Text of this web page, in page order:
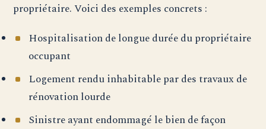
propriétaire. Voici des exemples concrets :
Hospitalisation de longue durée du propriétaire
occupant
Logement rendu inhabitable par des travaux de
rénovation lourde
Sinistre ayant endommagé le bien de façon